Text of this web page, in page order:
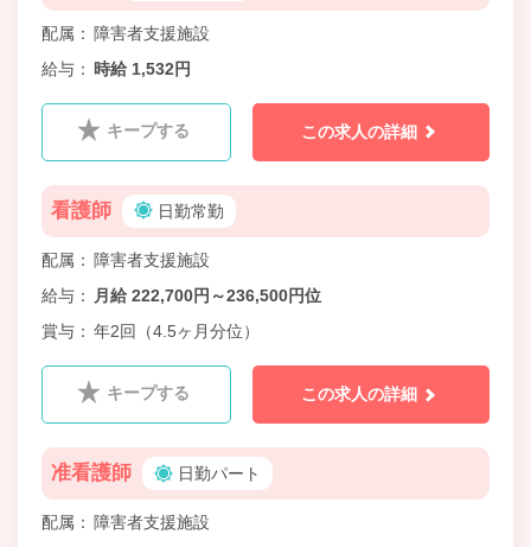
配属
障害者支援施設
給与
時給 1,532円
キープする この求人の詳細
看護師 日勤常勤
配属
障害者支援施設
給与
月給 222,700円～236,500円位
賞与
年2回（4.5ヶ月分位）
キープする この求人の詳細
准看護師 日勤パート
配属
障害者支援施設